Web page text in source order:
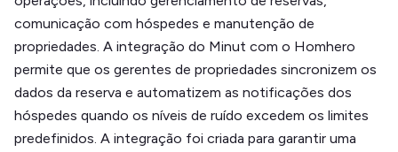
comunicação com hóspedes e manutenção de
propriedades. A integração do Minut com o Homhero
permite que os gerentes de propriedades sincronizem os
dados da reserva e automatizem as notificações dos
hóspedes quando os níveis de ruído excedem os limites
predefinidos. A integração foi criada para garantir uma